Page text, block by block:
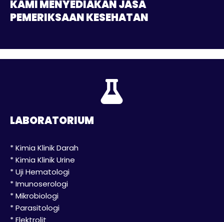
KAMI MENYEDIAKAN JASA
PEMERIKSAAN KESEHATAN
LABORATORIUM
* Kimia Klinik Darah
* Kimia Klinik Urine
* Uji Hematologi
* Imunoserologi
* Mikrobiologi
* Parasitologi
* Elektrolit